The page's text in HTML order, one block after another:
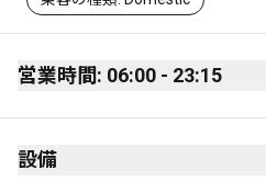
営業時間: 06:00 - 23:15
Monday
Tuesday
設備